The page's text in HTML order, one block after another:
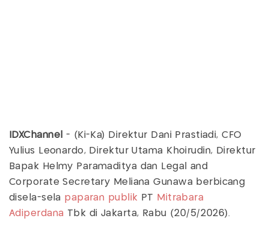
IDXChannel - (Ki-Ka) Direktur Dani Prastiadi, CFO
Yulius Leonardo, Direktur Utama Khoirudin, Direktur
Bapak Helmy Paramaditya dan Legal and
Corporate Secretary Meliana Gunawa berbicang
disela-sela paparan publik PT
Mitrabara
Adiperdana Tbk di Jakarta, Rabu (20/5/2026).